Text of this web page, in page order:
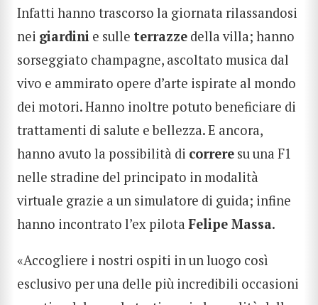
Infatti hanno trascorso la giornata rilassandosi
nei giardini e sulle terrazze della villa; hanno
sorseggiato champagne, ascoltato musica dal
vivo e ammirato opere d’arte ispirate al mondo
dei motori. Hanno inoltre potuto beneficiare di
trattamenti di salute e bellezza. E ancora,
hanno avuto la possibilità di correre su una F1
nelle stradine del principato in modalità
virtuale grazie a un simulatore di guida; infine
hanno incontrato l’ex pilota Felipe Massa.
«Accogliere i nostri ospiti in un luogo così
esclusivo per una delle più incredibili occasioni